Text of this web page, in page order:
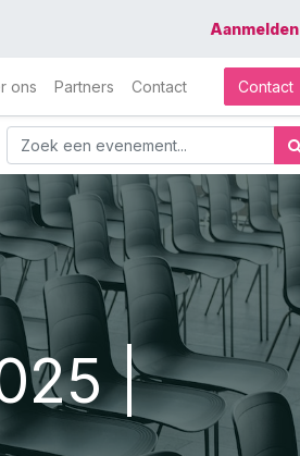
Aanmelden
ons Partners Contact Contact
|